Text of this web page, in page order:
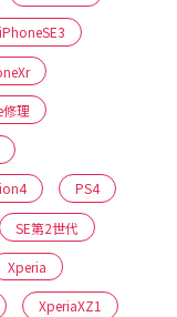
iPhoneSE3
理
PS4
SE第2世代
Xperia
XperiaXZ1